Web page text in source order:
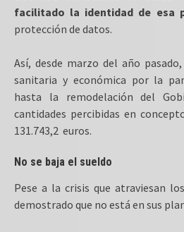
facilitado la identidad de esa
protección de datos.
Así, desde marzo del año
sanitaria y económica por la
hasta la remodelación del
cantidades percibidas en
131.743,2 euros.
No se baja el sueldo
Pese a la crisis que atraviesan
demostrado que no está en sus